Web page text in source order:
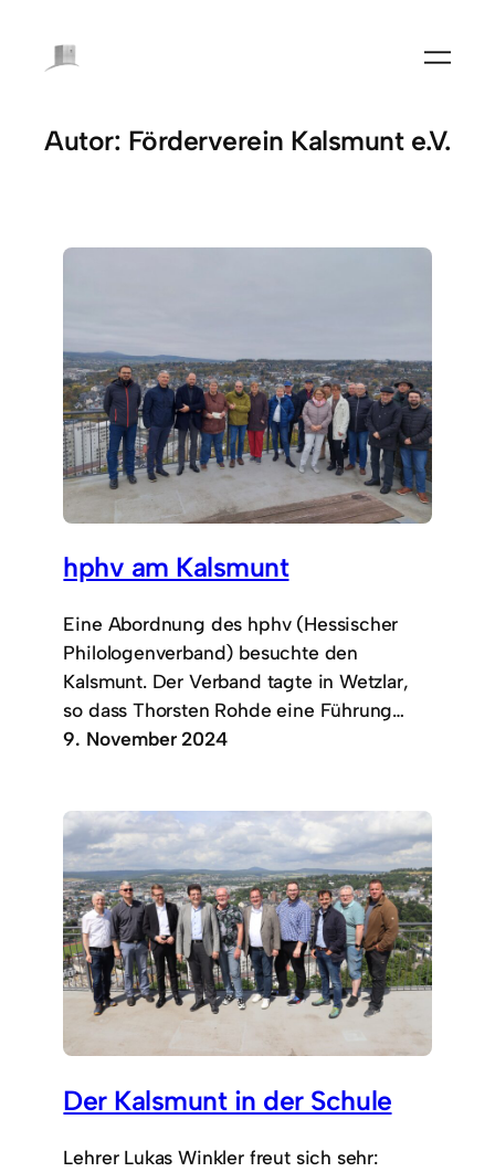
springen
Autor: Förderverein Kalsmunt e.V.
hphv am Kalsmunt
Eine Abordnung des hphv (Hessischer
Philologenverband) besuchte den
Kalsmunt. Der Verband tagte in Wetzlar,
so dass Thorsten Rohde eine Führung…
9. November 2024
Der Kalsmunt in der Schule
Lehrer Lukas Winkler freut sich sehr: